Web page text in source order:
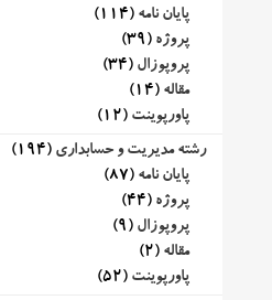
پایان نامه (114)
پروژه (39)
پروپوزال (34)
مقاله (14)
پاورپوینت (12)
رشته مدیریت و حسابداری (194)
پایان نامه (87)
پروژه (44)
پروپوزال (9)
مقاله (2)
پاورپوینت (52)